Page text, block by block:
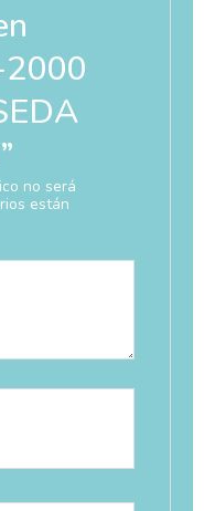
no será
están